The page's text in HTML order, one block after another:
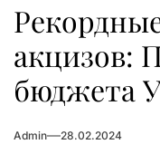
акцизов:
бюджета
Admin 28.02.2024